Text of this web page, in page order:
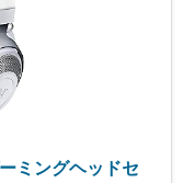
ミングヘッドセ